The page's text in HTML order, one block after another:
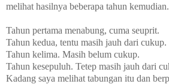
melihat hasilnya beberapa tahun kemudian.
Tahun pertama menabung, cuma seuprit.
Tahun kedua, tentu masih jauh dari cukup.
Tahun kelima. Masih belum cukup.
Tahun kesepuluh. Tetep masih jauh dari
Kadang saya melihat tabungan itu dan